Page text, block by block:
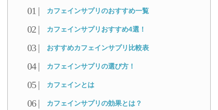
カフェインサプリのおすすめ一覧
カフェインサプリおすすめ4選！
おすすめカフェインサプリ比較表
カフェインサプリの選び方！
カフェインとは
カフェインサプリの効果とは？